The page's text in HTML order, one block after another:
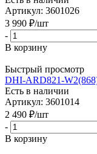
Артикул: 3601026
3 990 ₽/шт
-
В корзину
Быстрый просмотр
DHI-ARD821-
Есть в наличии
Артикул: 3601014
2 490 ₽/шт
-
В корзину